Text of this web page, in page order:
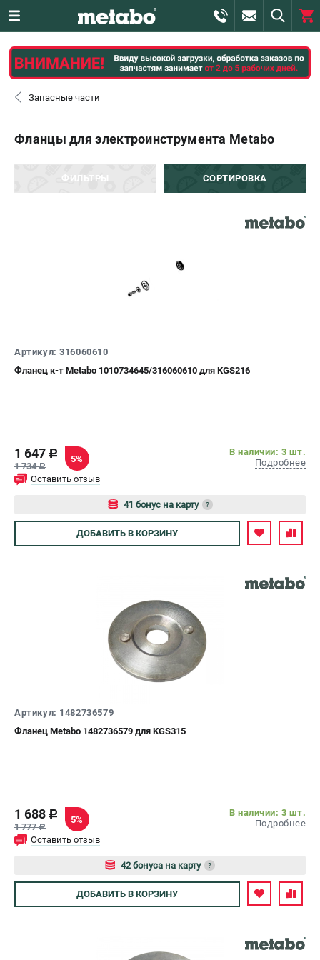
СЕРВИС
СРАВНЕНИЕ ( 0
0 ₽
ИНФОРМАЦИЯ
Правила обмена и возврата
Политика обработки персональных данных
Программа бонусов
Как нас найти
Угловые шлифмашины (УШМ)
Перфораторы
Дрели
Пылесосы
Запасные части
Фланцы для электроинструмента Metabo
ФИЛЬТРЫ СОРТИРОВКА
Артикул: 316060610
Фланец к-т Metabo 1010734645/316060610 для KGS216
1 647 c
1 734c
5%
В наличии: 3 шт.
Подробнее
Оставить отзыв
41 бонус на карту ?
Авторизуйтесь
ДОБАВИТЬ В КОРЗИНУ
Артикул: 1482736579
Фланец Metabo 1482736579 для KGS315
1 688 c
1 777c
5%
В наличии: 3 шт.
Подробнее
Оставить отзыв
42 бонуса на карту ?
Авторизуйтесь
ДОБАВИТЬ В КОРЗИНУ